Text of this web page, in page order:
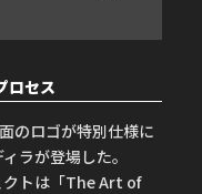
ロセス
のロゴが特別仕様に
ラが登場した。
クトは「The Art of